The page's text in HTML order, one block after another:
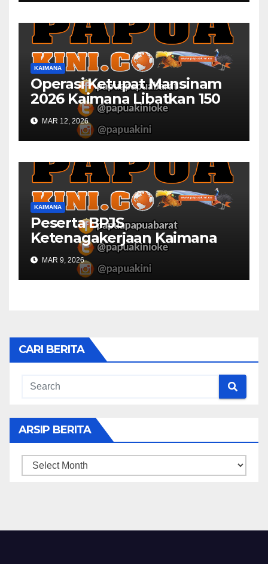
KAIMANA
Operasi Ketupat Mansinam
2026 Kaimana Libatkan 150
Personil Gabungan
MAR 12, 2026
KAIMANA
Peserta BPJS
Ketenagakerjaan Kaimana
Berkurang 53 Persen di 2026
MAR 9, 2026
CARI BERITA
ARSIP BERITA
ARSIP